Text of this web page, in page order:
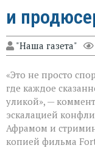
и
"Наша газета"
«Это не просто
где каждое
уликой», —
эскалацией
Афрамом и
копией фильма